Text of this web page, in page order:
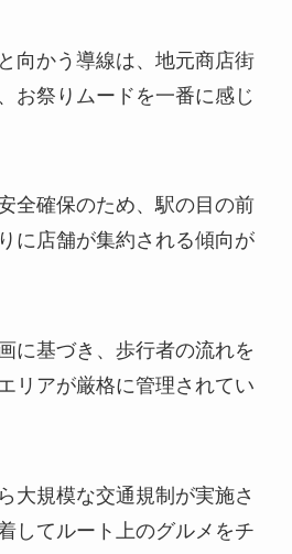
向かう導線は、地元商店街
お祭りムードを一番に感じ
全確保のため、駅の目の前
に店舗が集約される傾向が
に基づき、歩行者の流れを
リアが厳格に管理されてい
大規模な交通規制が実施さ
してルート上のグルメをチ